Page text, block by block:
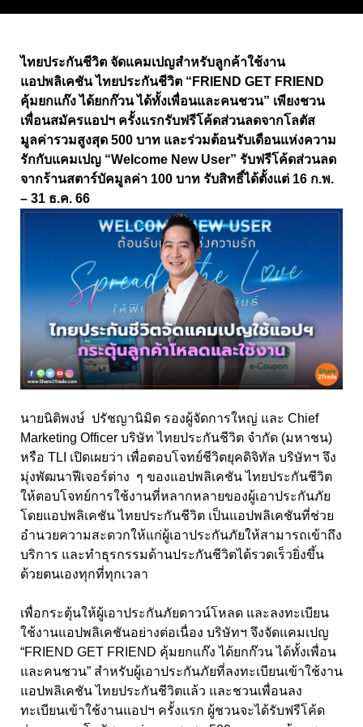
ไทยประกันชีวิต จัดแคมเปญสำหรับลูกค้าใช้งาน
แอปพลิเคชัน ไทยประกันชีวิต “FRIEND GET FRIEND
คุ้มยกแก๊ง ได้ยกก๊วน ได้ทั้งเพื่อนและคนชวน” เพียงชวน
เพื่อนสมัครแอปฯ ครั้งแรกรับฟรีโค้ดส่วนลดจากโลตัส
มูลค่ารวมสูงสุด 500 บาท และร่วมต้อนรับเดือนแห่งความ
รักกับแคมเปญ “Welcome New User” รับฟรีโค้ดส่วนลด
จากร้านสตาร์บัคมูลค่า 100 บาท รับสิทธิ์ได้ตั้งแต่ 16 ก.พ.
– 31 ธ.ค. 66
นายนิติพงษ์ ปรัชญานิมิต รองผู้จัดการใหญ่ และ Chief
Marketing Officer บริษัท ไทยประกันชีวิต จำกัด (มหาชน)
หรือ TLI เปิดเผยว่า เพื่อตอบโจทย์ชีวิตยุคดิจิทัล บริษัทฯ จึง
มุ่งพัฒนาฟีเจอร์ต่าง ๆ ของแอปพลิเคชัน ไทยประกันชีวิต
ให้ตอบโจทย์การใช้งานที่หลากหลายของผู้เอาประกันภัย
โดยแอปพลิเคชัน ไทยประกันชีวิต เป็นแอปพลิเคชันที่ช่วย
อำนวยความสะดวกให้แก่ผู้เอาประกันภัยให้สามารถเข้าถึง
บริการ และทำธุรกรรมด้านประกันชีวิตได้รวดเร็วยิ่งขึ้น
ด้วยตนเองทุกที่ทุกเวลา
เพื่อกระตุ้นให้ผู้เอาประกันภัยดาวน์โหลด และลงทะเบียน
ใช้งานแอปพลิเคชันอย่างต่อเนื่อง บริษัทฯ จึงจัดแคมเปญ
“FRIEND GET FRIEND คุ้มยกแก๊ง ได้ยกก๊วน ได้ทั้งเพื่อน
และคนชวน” สำหรับผู้เอาประกันภัยที่ลงทะเบียนเข้าใช้งาน
แอปพลิเคชัน ไทยประกันชีวิตแล้ว และชวนเพื่อนลง
ทะเบียนเข้าใช้งานแอปฯ ครั้งแรก ผู้ชวนจะได้รับฟรีโค้ด